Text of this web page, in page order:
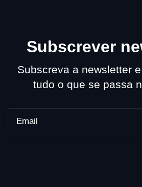
Subscrever
Subscreva a newsletter
tudo o que se passa